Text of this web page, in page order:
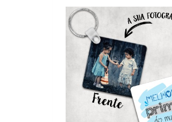
MUNDO2
add à lista